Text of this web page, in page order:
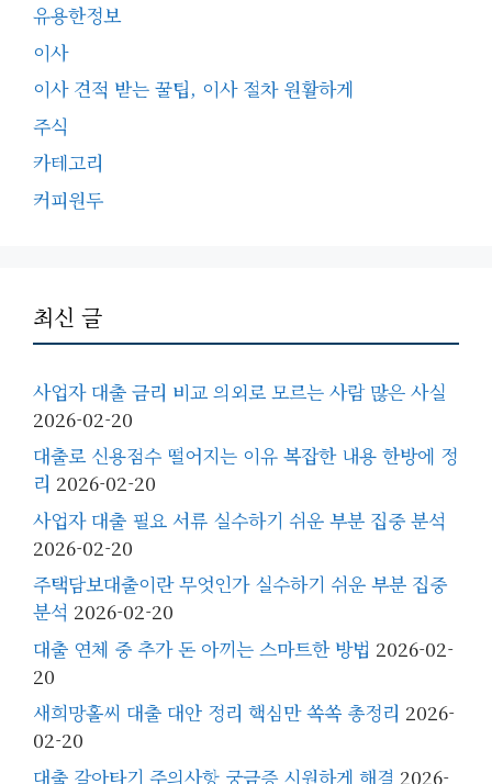
유용한정보
이사
이사 견적 받는 꿀팁, 이사 절차 원활하게
주식
카테고리
커피원두
최신 글
사업자 대출 금리 비교 의외로 모르는 사람 많은 사실
2026-02-20
대출로 신용점수 떨어지는 이유 복잡한 내용 한방에 정
리 2026-02-20
사업자 대출 필요 서류 실수하기 쉬운 부분 집중 분석
2026-02-20
주택담보대출이란 무엇인가 실수하기 쉬운 부분 집중
분석 2026-02-20
대출 연체 중 추가 돈 아끼는 스마트한 방법 2026-02-
20
새희망홀씨 대출 대안 정리 핵심만 쏙쏙 총정리 2026-
02-20
대출 갈아타기 주의사항 궁금증 시원하게 해결 2026-